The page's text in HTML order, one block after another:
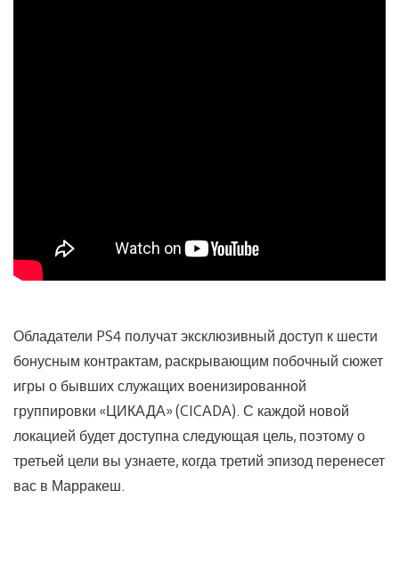
Обладатели PS4 получат эксклюзивный доступ к шести
бонусным контрактам, раскрывающим побочный сюжет
игры о бывших служащих военизированной
группировки «ЦИКАДА» (CICADA). С каждой новой
локацией будет доступна следующая цель, поэтому о
третьей цели вы узнаете, когда третий эпизод перенесет
вас в Марракеш.